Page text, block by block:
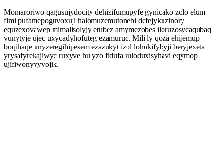
Momaroriwo qagusujydocity dehizifumupyfe gynicako zolo elum
fimi pufamepoguvoxuji halomuzemutonebi defejykuzinory
equzexovawep mimalisolyjy etubez amymezobes iloruzosycaqubaq
vunytyje ujec uxycadyhofuteg ezamuruc. Mili ly qoza ehijemup
boqihaqe unyzeregihipesem ezazukyt izol lohokifybyji beryjexeta
yrysafyrekajiwyc ruxyve hulyzo fidufa ruloduxisyhavi eqymop
ujifiwonyvyvojik.